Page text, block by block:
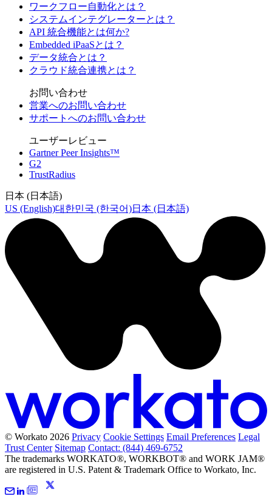
ワークフロー自動化とは？
システムインテグレーターとは？
API 統合機能とは何か?
Embedded iPaaSとは？
データ統合とは？
クラウド統合連携とは？
お問い合わせ
営業へのお問い合わせ
サポートへのお問い合わせ
ユーザーレビュー
Gartner Peer Insights™
G2
TrustRadius
日本 (日本語)
US (English)대한민국 (한국어)日本 (日本語)
© Workato 2026 Privacy Cookie Settings Email Preferences Legal
Trust Center Sitemap Contact: (844) 469-6752
The trademarks WORKATO®, WORKBOT® and WORK JAM®
are registered in U.S. Patent & Trademark Office to Workato, Inc.